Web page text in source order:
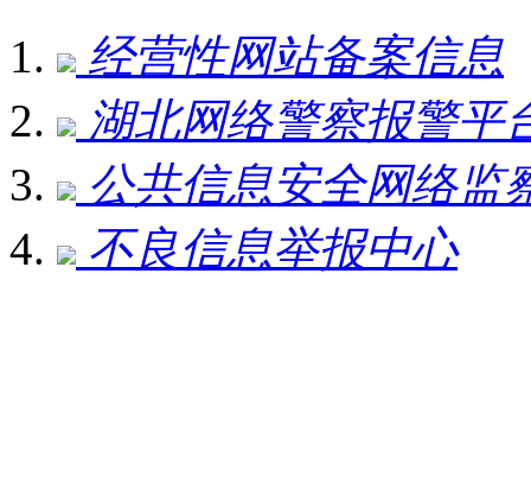
经营性网站备案信息
湖北网络警察报警平
公共信息安全网络监
不良信息举报中心